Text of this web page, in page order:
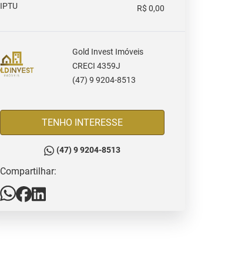
IPTU
R$ 0,00
Gold Invest Imóveis
CRECI 4359J
(47) 9 9204-8513
TENHO INTERESSE
(47) 9 9204-8513
Compartilhar: